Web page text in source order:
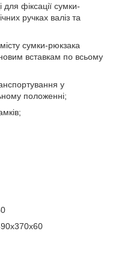
фіксації сумки-
ручках валіз та
сумки-рюкзака
вставкам по всьому
у
положенні;